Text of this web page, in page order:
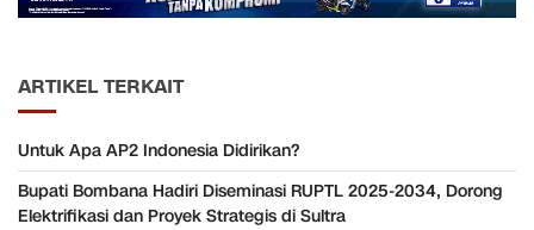
ARTIKEL TERKAIT
Untuk Apa AP2 Indonesia Didirikan?
Bupati Bombana Hadiri Diseminasi RUPTL 2025-2034, Dorong
Elektrifikasi dan Proyek Strategis di Sultra